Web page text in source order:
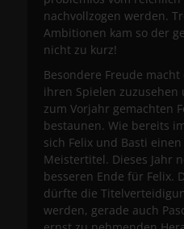
nachvollzogen werden.
Ambitionen kam so der
nicht zu kurz!
Besondere Freude
ihren Spielen zuzusehen
zum Vorjahr gemachten
bestaunen. Wie bereits
sich Felix und Basti
Meistertitel. Dieses Jahr
besseren Ende für Felix.
dürfte die
werden, gerade auch